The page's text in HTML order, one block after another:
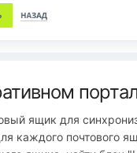
ящик для
каждого почтового